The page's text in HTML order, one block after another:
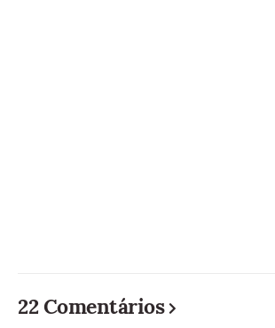
22 Comentários